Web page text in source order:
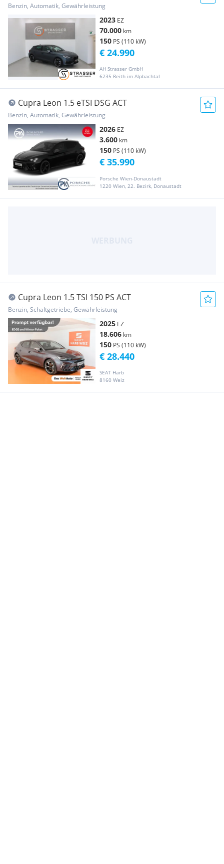
Benzin, Automatik, Gewährleistung
2023 EZ
70.000 km
150 PS (110 kW)
AH Strasser GmbH
6235 Reith im Alpbachtal
€ 24.990
Cupra Leon 1.5 eTSI DSG ACT
Benzin, Automatik, Gewährleistung
2026 EZ
3.600 km
150 PS (110 kW)
Porsche Wien-Donaustadt
1220 Wien, 22. Bezirk, Donaustadt
€ 35.990
Cupra Leon 1.5 TSI 150 PS ACT
Benzin, Schaltgetriebe, Gewährleistung
2025 EZ
18.606 km
150 PS (110 kW)
SEAT Harb
8160 Weiz
€ 28.440